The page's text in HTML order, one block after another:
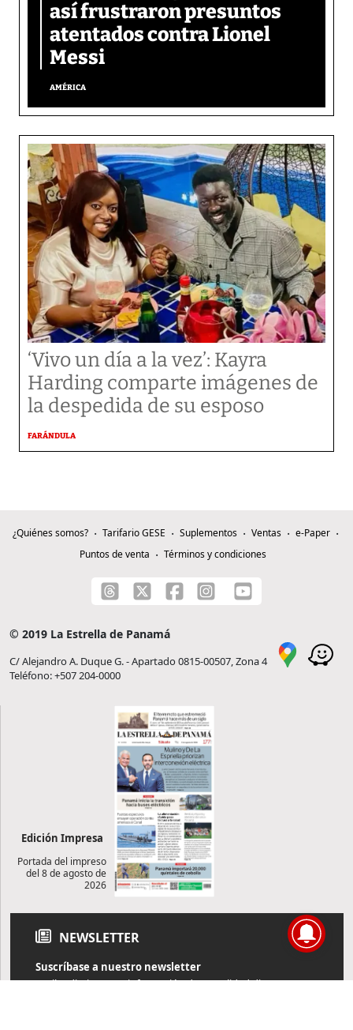
así frustraron presuntos
atentados contra Lionel
Messi
AMÉRICA
‘Vivo un día a la vez’: Kayra
Harding comparte imágenes de
la despedida de su esposo
FARÁNDULA
¿Quiénes somos? Tarifario GESE Suplementos Ventas
e-Paper
Puntos de venta
Términos y condiciones
© 2019 La Estrella de Panamá
C/ Alejandro A. Duque G. - Apartado 0815-00507, Zona 4
Teléfono: +507 204-0000
Edición Impresa
Portada del impreso
del 8 de agosto de
2026
NEWSLETTER
Suscríbase a nuestro newsletter
Reciba diariamente información de actualidad directamente en